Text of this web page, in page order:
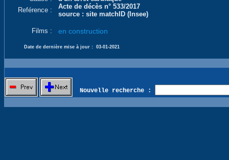
Reférence :
Acte de décès n° 533/2017
source : site matchID (Insee)
Films : en construction
Date de dernière mise à jour : 03-01-2021
Nouvelle recherche :